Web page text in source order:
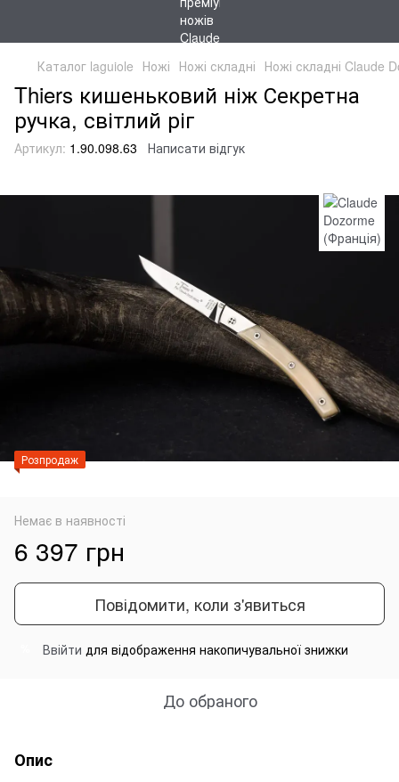
Каталог laguiole Ножі Ножі складні Ножі складні Claude
Thiers кишеньковий ніж Секретна
ручка, світлий ріг
Артикул: 1.90.098.63 Написати відгук
Розпродаж
Немає в наявності
6 397 грн
Повідомити, коли з'явиться
Ввійти для відображення накопичувальної знижки
До обраного
Опис